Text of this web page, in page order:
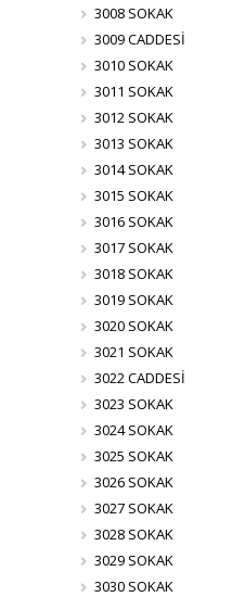
3008 SOKAK
3009 CADDESİ
3010 SOKAK
3011 SOKAK
3012 SOKAK
3013 SOKAK
3014 SOKAK
3015 SOKAK
3016 SOKAK
3017 SOKAK
3018 SOKAK
3019 SOKAK
3020 SOKAK
3021 SOKAK
3022 CADDESİ
3023 SOKAK
3024 SOKAK
3025 SOKAK
3026 SOKAK
3027 SOKAK
3028 SOKAK
3029 SOKAK
3030 SOKAK